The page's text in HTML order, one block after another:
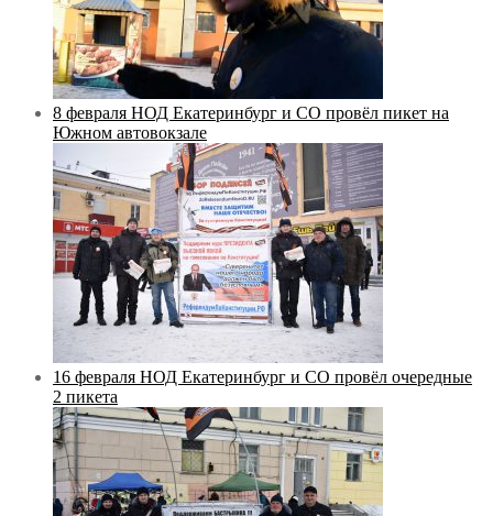
8 февраля НОД Екатеринбург и СО провёл пикет на
Южном автовокзале
16 февраля НОД Екатеринбург и СО провёл очередные
2 пикета